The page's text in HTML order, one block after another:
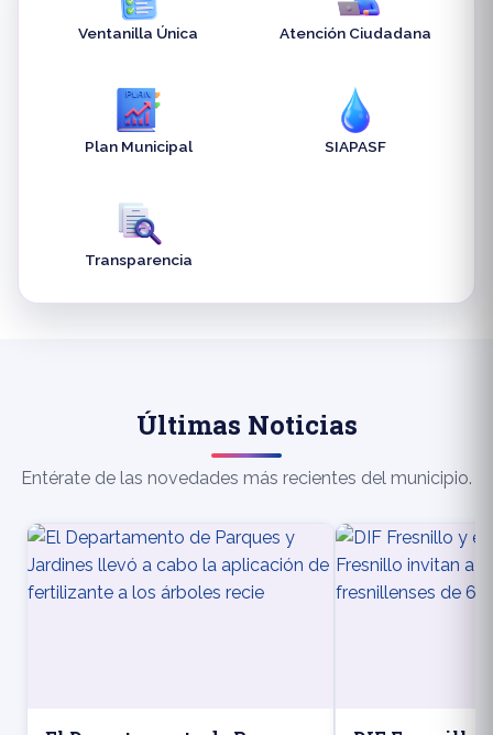
Ventanilla Única Atención Ciudadana
Plan Municipal SIAPASF
Transparencia
Últimas Noticias
Entérate de las novedades más recientes del municipio.